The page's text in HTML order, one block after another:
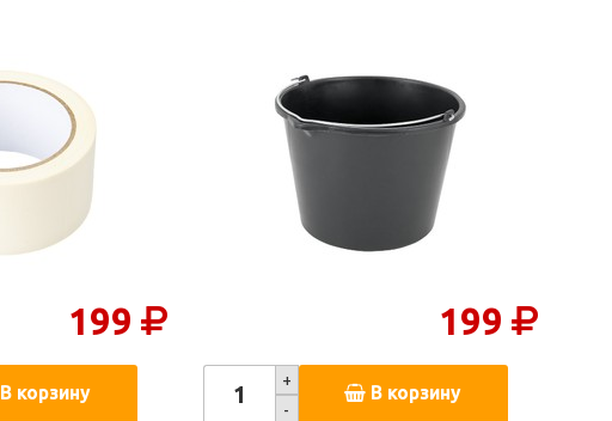
199
В корзину
199
+
-
В корзину